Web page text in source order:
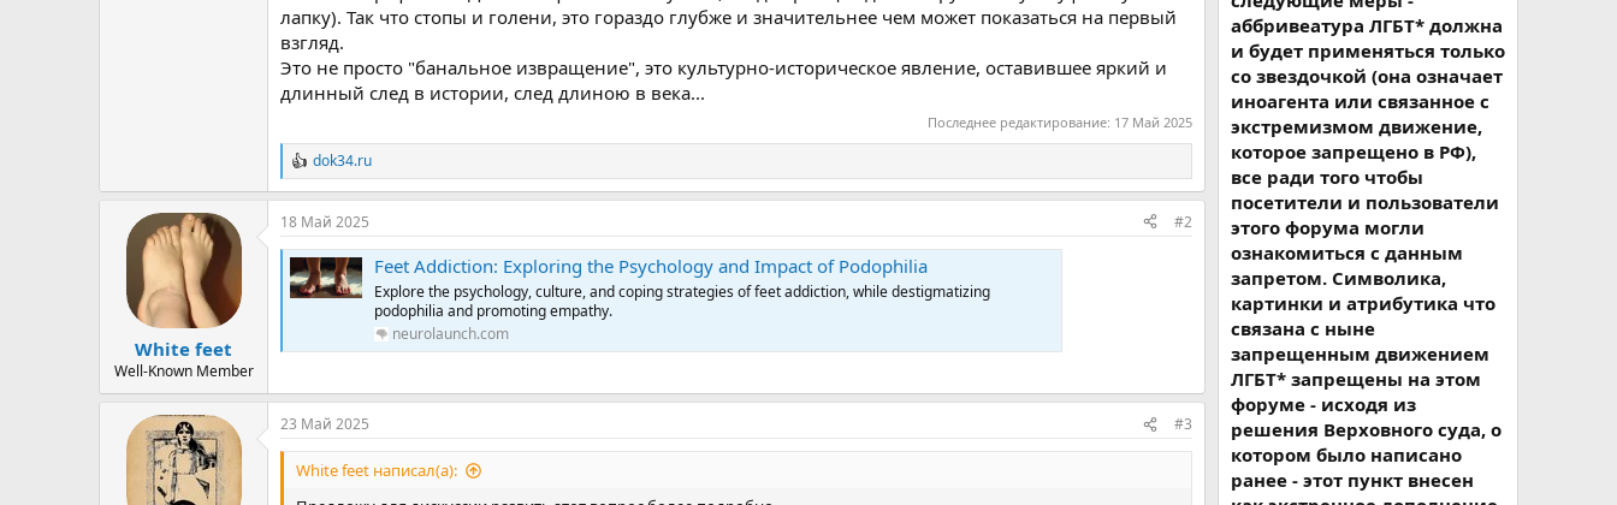
лапку). Так что стопы и голени, это гораздо глубже и значительнее чем может показаться на первый
взгляд.
Это не просто "банальное извращение", это культурно-историческое явление, оставившее яркий и
длинный след в истории, след длиною в века...
Последнее редактирование: 17 Май 2025
Р
е
а
к
ц
и
и
:
dok34.ru
White feet
Well-Known Member
18 Май 2025 #2
Feet Addiction: Exploring the Psychology and Impact of Podophilia
Explore the psychology, culture, and coping strategies of feet addiction, while destigmatizing
podophilia and promoting empathy.
neurolaunch.com
23 Май 2025 #3
White feet написал(а):
аббривеатура ЛГБТ* должна
и будет применяться только
со звездочкой (она означает
иноагента или связанное с
экстремизмом движение,
которое запрещено в РФ),
все ради того чтобы
посетители и пользователи
этого форума могли
ознакомиться с данным
запретом. Символика,
картинки и атрибутика что
связана с ныне
запрещенным движением
ЛГБТ* запрещены на этом
форуме - исходя из
решения Верховного суда, о
котором было написано
ранее - этот пункт внесен